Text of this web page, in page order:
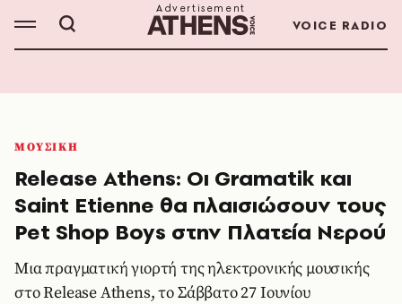
VOICE RADIO
ΜΟΥΣΙΚΗ
Release Athens: Οι Gramatik και
Saint Etienne θα πλαισιώσουν τους
Pet Shop Boys στην Πλατεία Νερού
Μια πραγματική γιορτή της ηλεκτρονικής μουσικής
στο Release Athens, το Σάββατο 27 Ιουνίου